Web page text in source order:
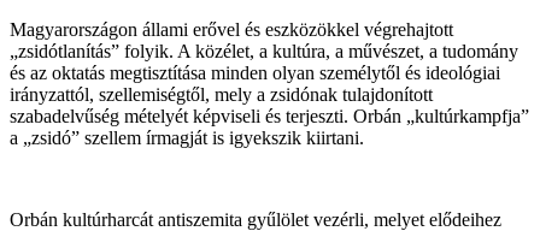
Magyarországon állami erővel és eszközökkel végrehajtott
„zsidótlanítás” folyik. A közélet, a kultúra, a művészet, a tudomány
és az oktatás megtisztítása minden olyan személytől és ideológiai
irányzattól, szellemiségtől, mely a zsidónak tulajdonított
szabadelvűség mételyét képviseli és terjeszti. Orbán „kultúrkampfja”
a „zsidó” szellem írmagját is igyekszik kiirtani.
Orbán kultúrharcát antiszemita gyűlölet vezérli, melyet elődeihez